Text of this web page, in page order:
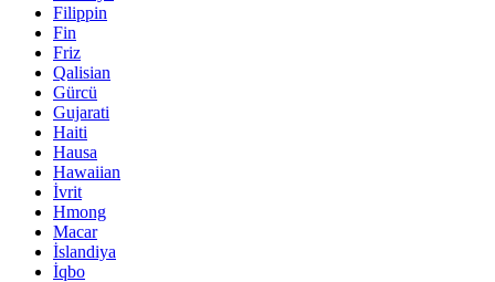
Filippin
Fin
Friz
Qalisian
Gürcü
Gujarati
Haiti
Hausa
Hawaiian
İvrit
Hmong
Macar
İslandiya
İqbo